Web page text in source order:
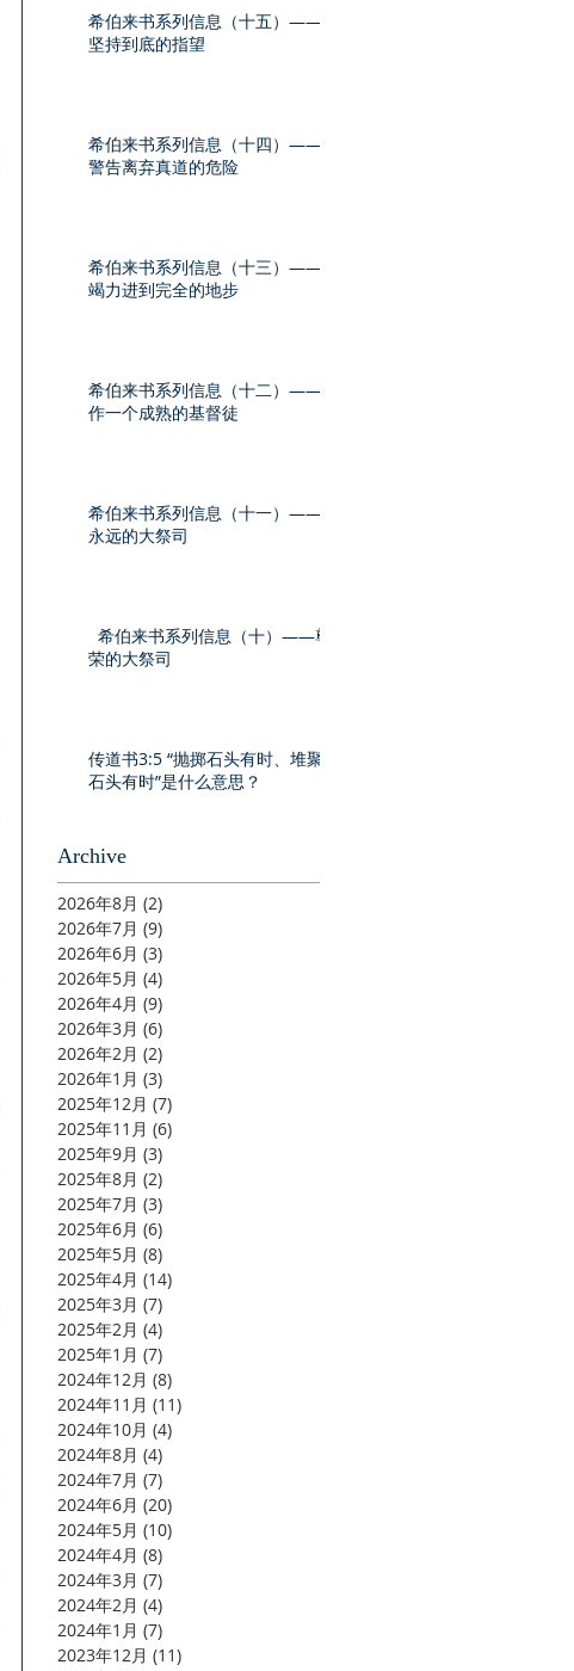
希伯来书系列信息（十五）——
坚持到底的指望
希伯来书系列信息（十四）——
警告离弃真道的危险
希伯来书系列信息（十三）——
竭力进到完全的地步
希伯来书系列信息（十二）——
作一个成熟的基督徒
希伯来书系列信息（十一）——
永远的大祭司
希伯来书系列信息（十）——尊
荣的大祭司
传道书3:5 “抛掷石头有时、堆聚
石头有时”是什么意思？
Archive
2026年8月 (2)
2026年7月 (9)
2026年6月 (3)
2026年5月 (4)
2026年4月 (9)
2026年3月 (6)
2026年2月 (2)
2026年1月 (3)
2025年12月 (7)
2025年11月 (6)
2025年9月 (3)
2025年8月 (2)
2025年7月 (3)
2025年6月 (6)
2025年5月 (8)
2025年4月 (14)
2025年3月 (7)
2025年2月 (4)
2025年1月 (7)
2024年12月 (8)
2024年11月 (11)
2024年10月 (4)
2024年8月 (4)
2024年7月 (7)
2024年6月 (20)
2024年5月 (10)
2024年4月 (8)
2024年3月 (7)
2024年2月 (4)
2024年1月 (7)
2023年12月 (11)